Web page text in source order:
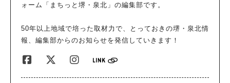
ォーム「まちっと堺・泉北」の編集部です。
50年以上地域で培った取材力で、とっておきの堺・泉北情
報、編集部からのお知らせを発信していきます！